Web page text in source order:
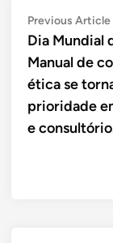
de
Post
Previous Article
Dia Mundial
Manual de
ética se
prioridade
e